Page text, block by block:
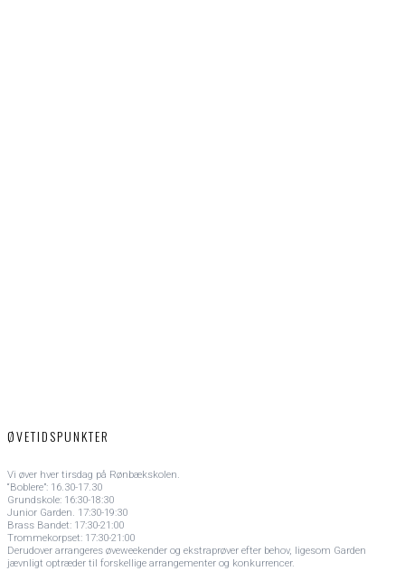
ØVETIDSPUNKTER
Vi øver hver tirsdag på Rønbækskolen.
“Boblere”: 16.30-17.30
Grundskole: 16:30-18:30
Junior Garden. 17:30-19:30
Brass Bandet: 17:30-21:00
Trommekorpset: 17:30-21:00
Derudover arrangeres øveweekender og ekstraprøver efter behov, ligesom Garden
jævnligt optræder til forskellige arrangementer og konkurrencer.